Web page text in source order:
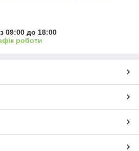
09:00 до 18:00
роботи